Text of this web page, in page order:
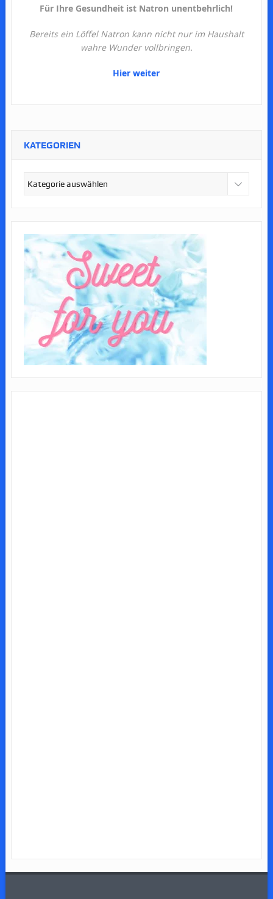
Für Ihre Gesundheit ist Natron unentbehrlich!
Bereits ein Löffel Natron kann nicht nur im Haushalt
wahre Wunder vollbringen.
Hier weiter
KATEGORIEN